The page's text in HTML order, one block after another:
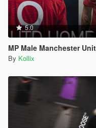
5.0
MP Male Manchester United
By Kollix